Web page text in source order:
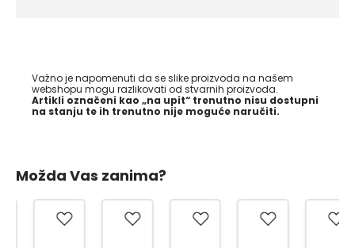
Važno je napomenuti da se slike proizvoda na našem
webshopu mogu razlikovati od stvarnih proizvoda.
Artikli označeni kao „na upit“ trenutno nisu dostupni
na stanju te ih trenutno nije moguće naručiti.
Možda Vas zanima?